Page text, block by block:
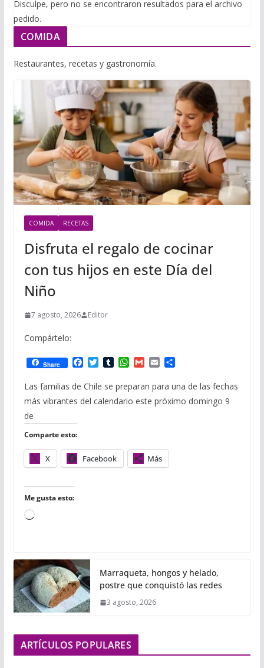
Disculpe, pero no se encontraron resultados para el archivo
pedido.
COMIDA
Restaurantes, recetas y gastronomía.
COMIDA RECETAS
Disfruta el regalo de cocinar
con tus hijos en este Día del
Niño
7 agosto, 2026 Editor
Compártelo:
Share
F
c
b
T
i
t
T
m
b
l
W
a
t
s
G
a
l
E
a
l
C
m
a
Las familias de Chile se preparan para una de las fechas
más vibrantes del calendario este próximo domingo 9
de
Comparte esto:
X Facebook Más
Me gusta esto:
C
g
a
n
d
.
.
Marraqueta, hongos y helado,
postre que conquistó las redes
3 agosto, 2026
ARTÍCULOS POPULARES
m
a
t
i